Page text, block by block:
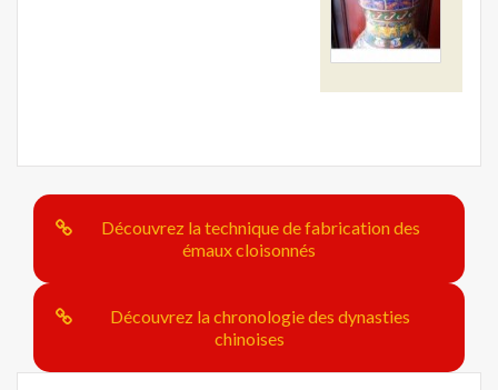
Découvrez la technique de fabrication des
émaux cloisonnés
Découvrez la chronologie des dynasties
chinoises